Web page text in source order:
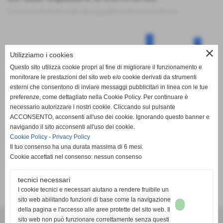
PT G N GF
0
100
Pol. Garino Orbassano Calcio
SCHEDA-
A.S.D. SPORTING PISCINESE RIVA
close
Utilizziamo i cookies
Questo sito utilizza cookie propri al fine di migliorare il funzionamento e
monitorare le prestazioni del sito web e/o cookie derivati da strumenti
esterni che consentono di inviare messaggi pubblicitari in linea con le tue
preferenze, come dettagliato nella Cookie Policy. Per continuare è
necessario autorizzare i nostri cookie. Cliccando sul pulsante
ACCONSENTO, acconsenti all'uso dei cookie. Ignorando questo banner e
navigando il sito acconsenti all'uso dei cookie.
Cookie Policy - Privacy Policy
Il tuo consenso ha una durata massima di 6 mesi.
Cookie accettati nel consenso: nessun consenso
tecnici necessari
I cookie tecnici e necessari aiutano a rendere fruibile un
sito web abilitando funzioni di base come la navigazione
della pagina e l'accesso alle aree protette del sito web. Il
sito web non può funzionare correttamente senza questi